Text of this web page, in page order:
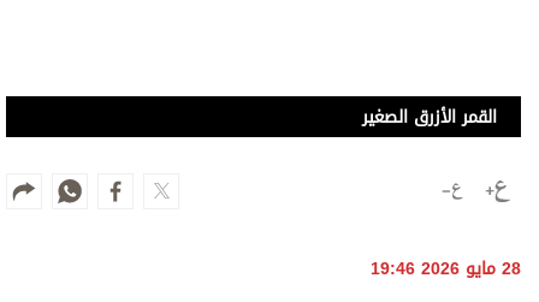
القمر الأزرق الصغير
28 مايو 2026 19:46